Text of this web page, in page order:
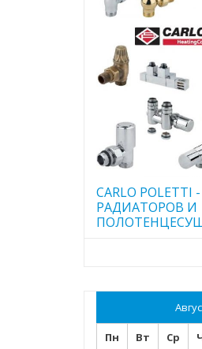
CARLO
РАДИАТОРОВ И
Пн Вт Ср